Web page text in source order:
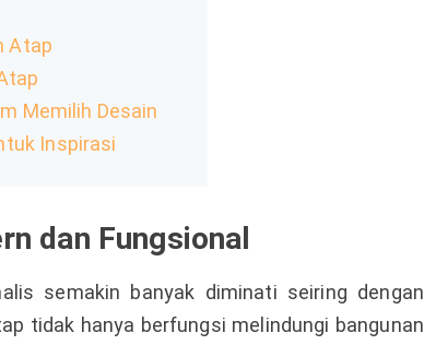
Atap
Memilih Desain
Inspirasi
dan Fungsional
semakin banyak diminati seiring dengan
tidak hanya berfungsi melindungi bangunan